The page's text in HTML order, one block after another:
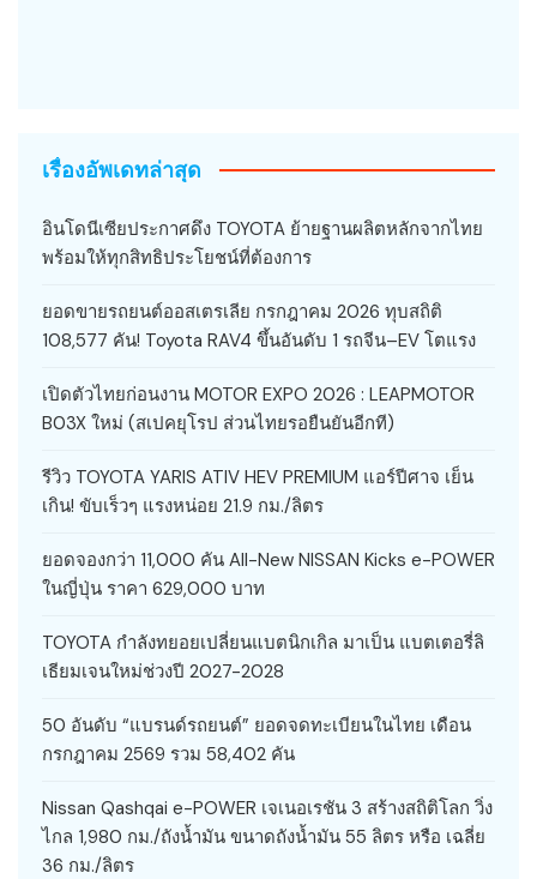
เรื่องอัพเดทล่าสุด
อินโดนีเซียประกาศดึง TOYOTA ย้ายฐานผลิตหลักจากไทย
พร้อมให้ทุกสิทธิประโยชน์ที่ต้องการ
ยอดขายรถยนต์ออสเตรเลีย กรกฎาคม 2026 ทุบสถิติ
108,577 คัน! Toyota RAV4 ขึ้นอันดับ 1 รถจีน–EV โตแรง
เปิดตัวไทยก่อนงาน MOTOR EXPO 2026 : LEAPMOTOR
B03X ใหม่ (สเปคยุโรป ส่วนไทยรอยืนยันอีกที)
รีวิว TOYOTA YARIS ATIV HEV PREMIUM แอร์ปีศาจ เย็น
เกิน! ขับเร็วๆ แรงหน่อย 21.9 กม./ลิตร
ยอดจองกว่า 11,000 คัน All-New NISSAN Kicks e-POWER
ในญี่ปุ่น ราคา 629,000 บาท
TOYOTA กำลังทยอยเปลี่ยนแบตนิกเกิล มาเป็น แบตเตอรี่ลิ
เธียมเจนใหม่ช่วงปี 2027-2028
50 อันดับ “แบรนด์รถยนต์” ยอดจดทะเบียนในไทย เดือน
กรกฎาคม 2569 รวม 58,402 คัน
Nissan Qashqai e-POWER เจเนอเรชัน 3 สร้างสถิติโลก วิ่ง
ไกล 1,980 กม./ถังน้ำมัน ขนาดถังน้ำมัน 55 ลิตร หรือ เฉลี่ย
36 กม./ลิตร